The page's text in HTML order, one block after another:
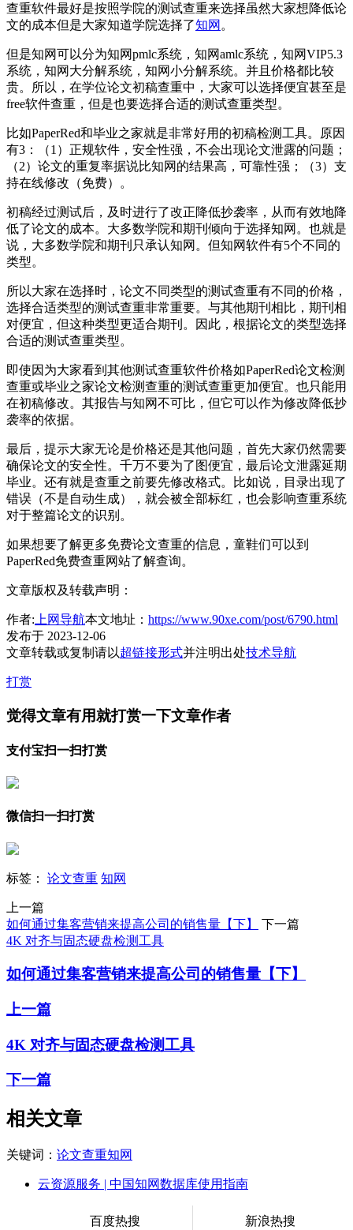
查重软件最好是按照学院的测试查重来选择虽然大家想降低论
文的成本但是大家知道学院选择了知网 。
但是知网可以分为知网pmlc系统，知网amlc系统，知网VIP5.3
系统，知网大分解系统，知网小分解系统。并且价格都比较
贵。所以，在学位论文初稿查重中，大家可以选择便宜甚至是
free软件查重，但是也要选择合适的测试查重类型。
比如PaperRed和毕业之家就是非常好用的初稿检测工具。原因
有3：（1）正规软件，安全性强，不会出现论文泄露的问题；
（2）论文的重复率据说比知网的结果高，可靠性强；（3）支
持在线修改（免费）。
初稿经过测试后，及时进行了改正降低抄袭率，从而有效地降
低了论文的成本。大多数学院和期刊倾向于选择知网。也就是
说，大多数学院和期刊只承认知网。但知网软件有5个不同的
类型。
所以大家在选择时，论文不同类型的测试查重有不同的价格，
选择合适类型的测试查重非常重要。与其他期刊相比，期刊相
对便宜，但这种类型更适合期刊。因此，根据论文的类型选择
合适的测试查重类型。
即使因为大家看到其他测试查重软件价格如PaperRed论文检测
查重或毕业之家论文检测查重的测试查重更加便宜。也只能用
在初稿修改。其报告与知网不可比，但它可以作为修改降低抄
袭率的依据。
最后，提示大家无论是价格还是其他问题，首先大家仍然需要
确保论文的安全性。千万不要为了图便宜，最后论文泄露延期
毕业。还有就是查重之前要先修改格式。比如说，目录出现了
错误（不是自动生成），就会被全部标红，也会影响查重系统
对于整篇论文的识别。
如果想要了解更多免费论文查重的信息，童鞋们可以到
PaperRed免费查重网站了解查询。
文章版权及转载声明：
作者: 上网导航本文地址： https://www.90xe.com/post/6790.html
发布于 2023-12-06
文章转载或复制请以超链接形式并注明出处技术导航
打赏
觉得文章有用就打赏一下文章作者
支付宝扫一扫打赏
微信扫一扫打赏
标签： 论文查重 知网
上一篇
如何通过集客营销来提高公司的销售量【下】
下一篇
4K 对齐与固态硬盘检测工具
如何通过集客营销来提高公司的销售量【下】
上一篇
4K 对齐与固态硬盘检测工具
下一篇
相关文章
关键词： 论文查重知网
云资源服务 | 中国知网数据库使用指南
百度热搜 新浪热搜